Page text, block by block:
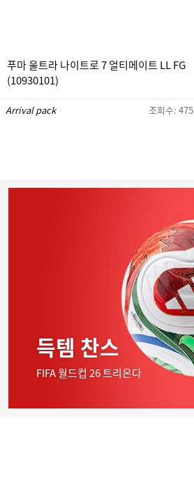
푸마 울트라 나이트로 7 얼티메이트 LL FG
(10930101)
Arrival pack 조회수: 475
득템 찬스
FIFA 월드컵 26 트리온다